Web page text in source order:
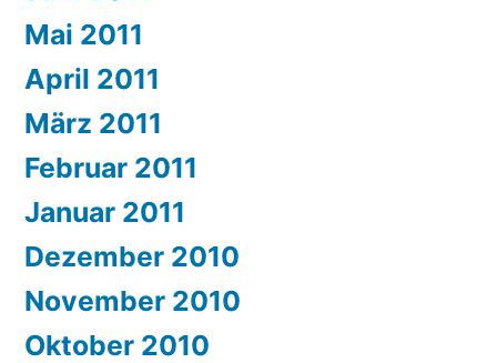
Mai 2011
April 2011
März 2011
Februar 2011
Januar 2011
Dezember 2010
November 2010
Oktober 2010